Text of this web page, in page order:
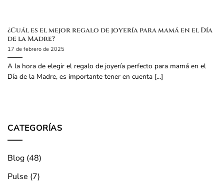
¿Cuál es el mejor regalo de joyería para mamá en el Día
de la Madre?
17 de febrero de 2025
A la hora de elegir el regalo de joyería perfecto para mamá en el
Día de la Madre, es importante tener en cuenta [...]
CATEGORÍAS
Blog (48)
Pulse (7)